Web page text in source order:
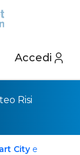
Accedi
Risi
City e